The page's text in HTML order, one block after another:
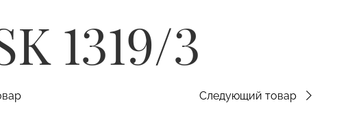
1319/3
Следующий товар